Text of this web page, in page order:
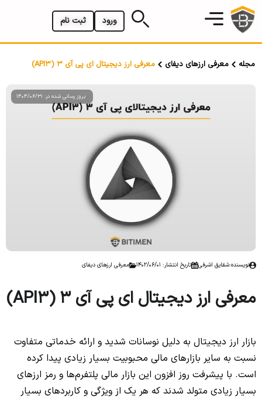
ثبت نام ورود
مجله معرفی ارزهای دیفای معرفی ارز دیجیتال ای پی آی 3 (API3)
بروز رسانی شده در: 1404/06/31
نویسنده:شقایق اشرفی تاریخ انتشار: 1402/06/01 معرفی ارزهای دیفای
معرفی ارز دیجیتال ای پی آی 3 (API3)
بازار ارز دیجیتال به دلیل نوسانات شدید و ارائه خدماتی متفاوت
نسبت به سایر بازارهای مالی محبوبیت بسیار زیادی پیدا کرده‌
است. با پیشرفت روز افزون این بازار مالی پلتفرم‌ها و رمز ارزهای
بسیار زیادی متولد شدند که هر یک از ویژگی و کاربرد‌های بسیار